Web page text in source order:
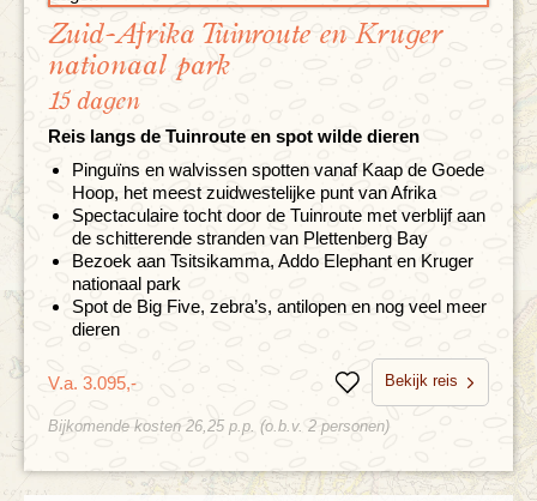
Zuid-Afrika Tuinroute en Kruger
nationaal park
15 dagen
Reis langs de Tuinroute en spot wilde dieren
Pinguïns en walvissen spotten vanaf Kaap de Goede
Hoop, het meest zuidwestelijke punt van Afrika
Spectaculaire tocht door de Tuinroute met verblijf aan
de schitterende stranden van Plettenberg Bay
Bezoek aan Tsitsikamma, Addo Elephant en Kruger
nationaal park
Spot de Big Five, zebra’s, antilopen en nog veel meer
dieren
V.a. 3.095,- BewarenBekijk reis
Bijkomende kosten 26,25 p.p. (o.b.v. 2 personen)